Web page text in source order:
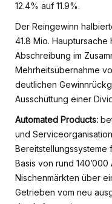
12.4% auf 11.9%.
Der Reingewinn
41.8 Mio.
Abschreibung im
Mehrheitsübernahme
deutlichen
Ausschüttung einer
Automated Products:
und
Bereitstellungssysteme
Basis von rund
Nischenmärkten über
Getrieben vom neu